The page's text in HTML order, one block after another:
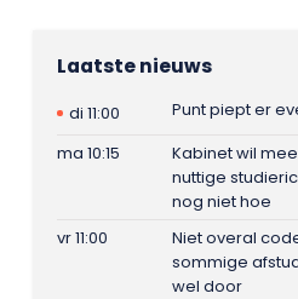
Laatste nieuws
di 11:00
Punt piept er
ma 10:15
Kabinet wil
nuttige
nog niet hoe
vr 11:00
Niet overal
sommige
wel door